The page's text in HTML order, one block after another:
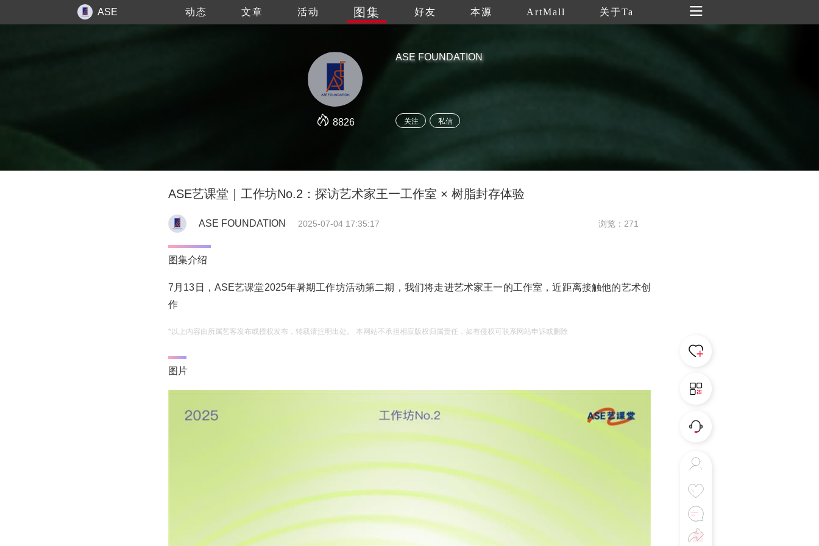
ASE 动态 文章 活动 图集 好友 本源 ArtMall 关于Ta
8826
ASE FOUNDATION
关注 私信
ASE艺课堂｜工作坊No.2：探访艺术家王一工作室 × 树脂封存体验
ASE FOUNDATION 2025-07-04 17:35:17 浏览：271
图集介绍
7月13日，ASE艺课堂2025年暑期工作坊活动第二期，我们将走进艺术家王一的工作室，近距离接触他的艺术创
作
*以上内容由所属艺客发布或授权发布，转载请注明出处。 本网站不承担相应版权归属责任，如有侵权可联系网站申诉或删除
图片